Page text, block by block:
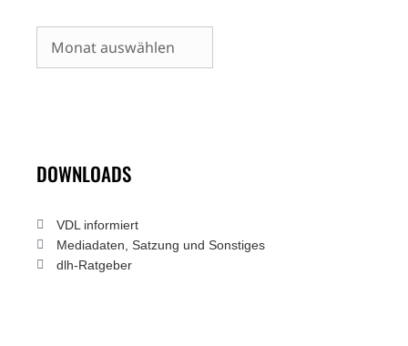
Archiv
DOWNLOADS
VDL informiert
Mediadaten, Satzung und Sonstiges
dlh-Ratgeber